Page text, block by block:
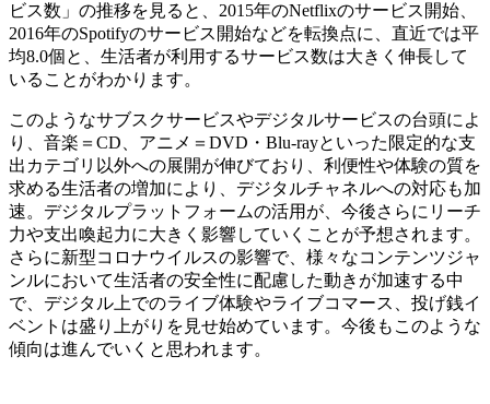
ビス数」の推移を見ると、2015年のNetflixのサービス開始、
2016年のSpotifyのサービス開始などを転換点に、直近では平
均8.0個と、生活者が利用するサービス数は大きく伸長して
いることがわかります。
このようなサブスクサービスやデジタルサービスの台頭によ
り、音楽＝CD、アニメ＝DVD・Blu-rayといった限定的な支
出カテゴリ以外への展開が伸びており、利便性や体験の質を
求める生活者の増加により、デジタルチャネルへの対応も加
速。デジタルプラットフォームの活用が、今後さらにリーチ
力や支出喚起力に大きく影響していくことが予想されます。
さらに新型コロナウイルスの影響で、様々なコンテンツジャ
ンルにおいて生活者の安全性に配慮した動きが加速する中
で、デジタル上でのライブ体験やライブコマース、投げ銭イ
ベントは盛り上がりを見せ始めています。今後もこのような
傾向は進んでいくと思われます。